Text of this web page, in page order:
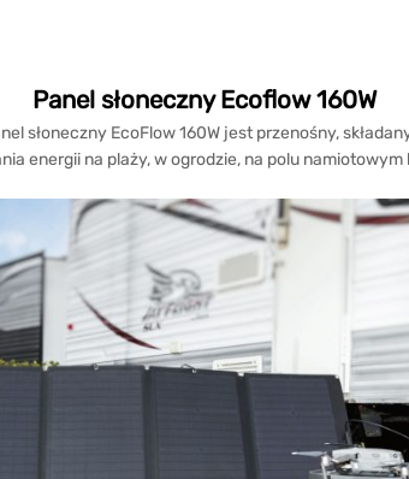
Panel słoneczny Ecoflow 160W
słoneczny EcoFlow 160W jest przenośny,
energii na plaży, w ogrodzie, na polu namiotowym